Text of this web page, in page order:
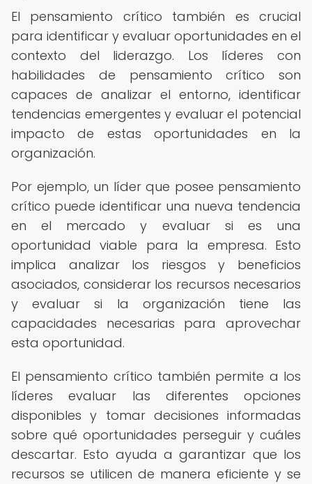
El pensamiento crítico también es crucial
para identificar y evaluar oportunidades en el
contexto del liderazgo. Los líderes con
habilidades de pensamiento crítico son
capaces de analizar el entorno, identificar
tendencias emergentes y evaluar el potencial
impacto de estas oportunidades en la
organización.
Por ejemplo, un líder que posee pensamiento
crítico puede identificar una nueva tendencia
en el mercado y evaluar si es una
oportunidad viable para la empresa. Esto
implica analizar los riesgos y beneficios
asociados, considerar los recursos necesarios
y evaluar si la organización tiene las
capacidades necesarias para aprovechar
esta oportunidad.
El pensamiento crítico también permite a los
líderes evaluar las diferentes opciones
disponibles y tomar decisiones informadas
sobre qué oportunidades perseguir y cuáles
descartar. Esto ayuda a garantizar que los
recursos se utilicen de manera eficiente y se